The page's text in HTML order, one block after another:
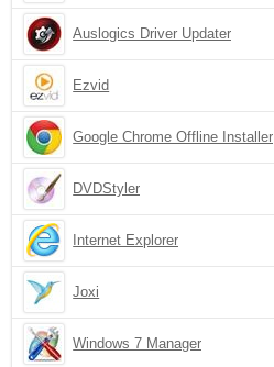
Auslogics Driver Updater
Ezvid
Google Chrome Offline Installer
DVDStyler
Internet Explorer
Joxi
Windows 7 Manager